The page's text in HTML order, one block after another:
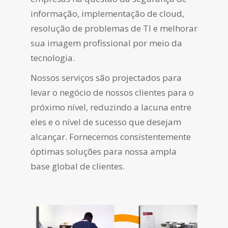
informação, implementação de cloud,
resolução de problemas de TI e melhorar
sua imagem profissional por meio da
tecnologia.
Nossos serviços são projectados para
levar o negócio de nossos clientes para o
próximo nível, reduzindo a lacuna entre
eles e o nível de sucesso que desejam
alcançar. Fornecemos consistentemente
óptimas soluções para nossa ampla
base global de clientes.